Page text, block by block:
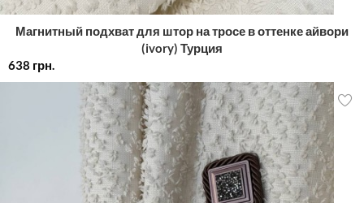
Магнитный подхват для штор на тросе в оттенке айвори
(ivory) Турция
638 грн.